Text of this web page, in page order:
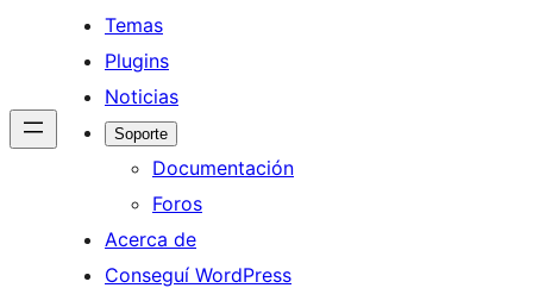
Temas
Plugins
Noticias
Soporte
Documentación
Foros
Acerca de
Conseguí WordPress